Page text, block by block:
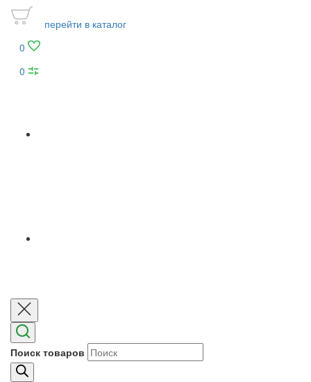
перейти в каталог
0
0
Поиск товаров